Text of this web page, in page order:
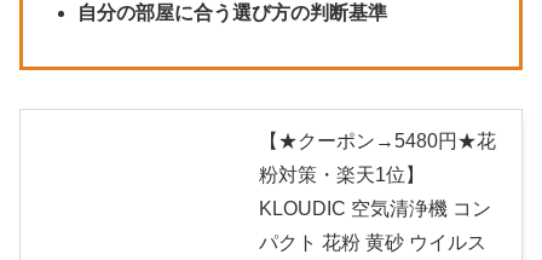
自分の部屋に合う選び方の判断基準
【★クーポン→5480円★花
粉対策・楽天1位】
KLOUDIC 空気清浄機 コン
パクト 花粉 黄砂 ウイルス